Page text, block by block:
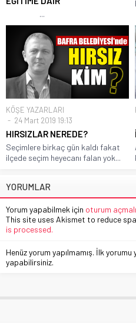
...
KÖŞE YAZARLARI
24 Mart 2019 19:13
HIRSIZLAR NEREDE?
Seçimlere birkaç gün kaldı fakat
ilçede seçim heyecanı falan yok...
YORUMLAR
Yorum yapabilmek için oturum
This site uses Akismet to reduce
is processed.
Henüz yorum yapılmamış. İlk yorumu
yapabilirsiniz.